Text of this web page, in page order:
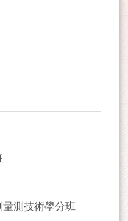
測技術學分班